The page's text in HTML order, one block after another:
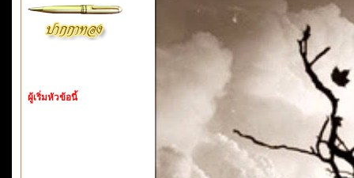
ผู้เริ่มหัวข้อนี้